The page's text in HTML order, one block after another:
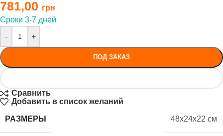
781,00
Сроки 3-7 дней
-
+
ПОД ЗАКАЗ
Сравнить
Добавить в список желаний
РАЗМЕРЫ 48x24x22 см